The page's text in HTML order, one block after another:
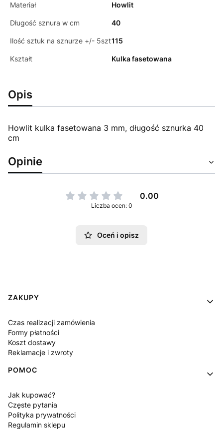
Materiał Howlit
Długość sznura w cm 40
Ilość sztuk na sznurze +/- 5szt115
Kształt Kulka fasetowana
Opis
Howlit kulka fasetowana 3 mm, długość sznurka 40
cm
Opinie
0.00
Liczba ocen: 0
Oceń i opisz
Linki w stopce
ZAKUPY
Czas realizacji zamówienia
Formy płatności
Koszt dostawy
Reklamacje i zwroty
POMOC
Jak kupować?
Częste pytania
Polityka prywatności
Regulamin sklepu